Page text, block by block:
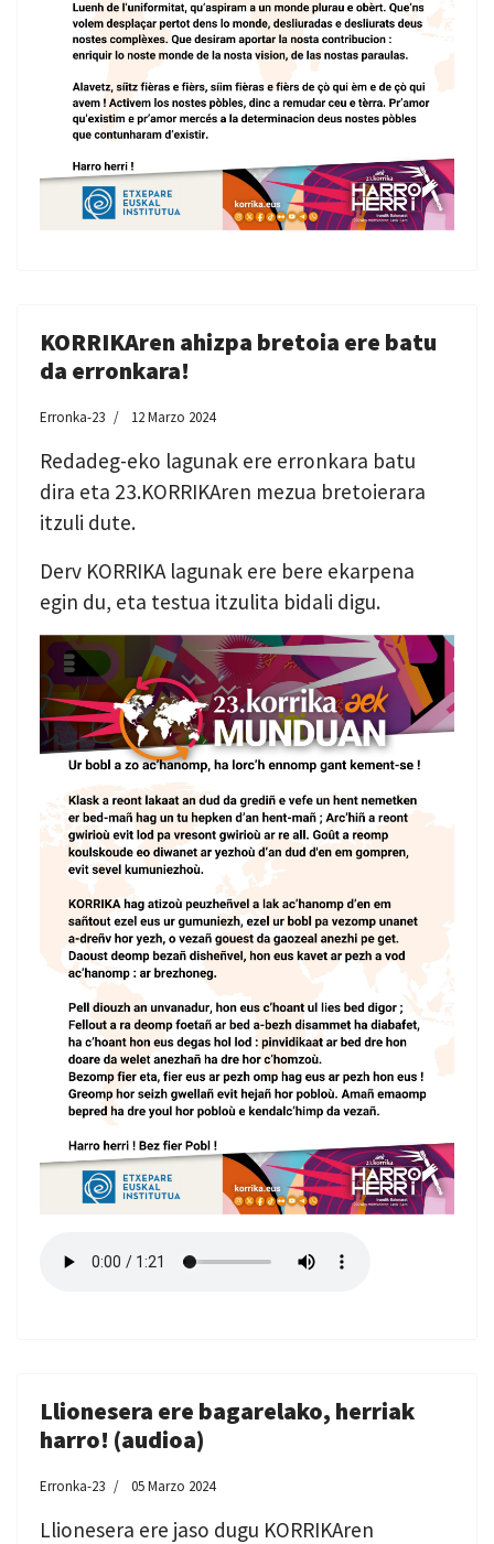
KORRIKAren ahizpa bretoia ere batu
da erronkara!
Erronka-23 12 Marzo 2024
Redadeg-eko lagunak ere erronkara batu
dira eta 23.KORRIKAren mezua bretoierara
itzuli dute.
Derv KORRIKA lagunak ere bere ekarpena
egin du, eta testua itzulita bidali digu.
Llionesera ere bagarelako, herriak
harro! (audioa)
Erronka-23 05 Marzo 2024
Llionesera ere jaso dugu KORRIKAren